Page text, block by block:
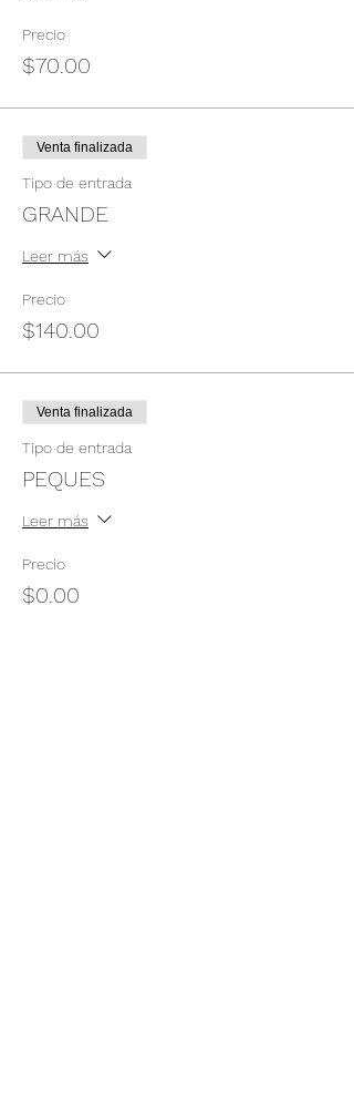
Precio
$70.00
Venta finalizada
Tipo de entrada
GRANDE
Leer más
Precio
$140.00
Venta finalizada
Tipo de entrada
PEQUES
Leer más
Precio
$0.00